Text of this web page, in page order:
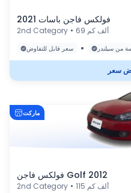
فولكس فاجن باسات 2021
2nd Category • 69 ألف كم
سعر قابل للتفاوض
• من سيلندر
سعر
ماركت
فولكس فاجن Golf 2012
2nd Category • 115 ألف كم